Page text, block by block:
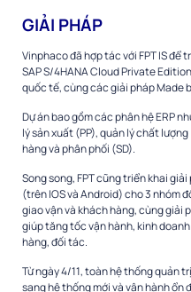
GIẢI PHÁP
Vinphaco đã hợp tác với FPT IS
SAP S/4HANA Cloud Private
quốc tế, cùng các giải pháp Made
Dự án bao gồm các phân hệ ERP
lý sản xuất (PP), quản lý chất
hàng và phân phối (SD).
Song song, FPT cũng triển khai
(trên IOS và Android) cho 3 nhóm
giao vận và khách hàng, cùng giải
giúp tăng tốc vận hành, kinh
hàng, đối tác.
Từ ngày 4/11, toàn hệ thống quản
sang hệ thống mới và vận hành ổn